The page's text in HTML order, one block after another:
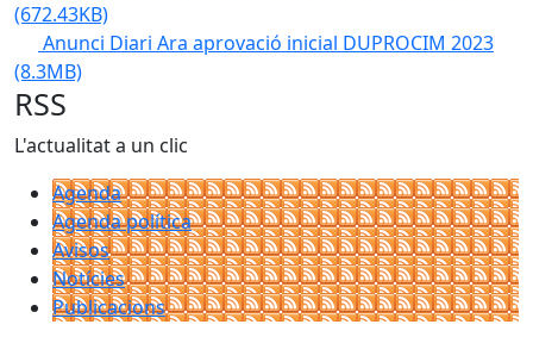
(672.43KB)
Anunci Diari Ara aprovació inicial DUPROCIM 2023
(8.3MB)
RSS
L'actualitat a un clic
Agenda
Agenda política
Avisos
Notícies
Publicacions